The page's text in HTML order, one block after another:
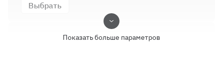
Выбрать
Показать больше параметров